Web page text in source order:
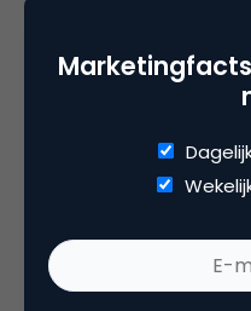
Knappe prestatie
Tijd voor